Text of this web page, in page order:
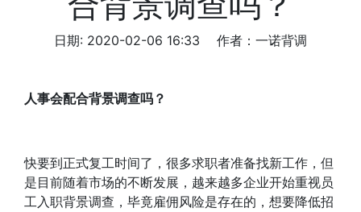
日期: 2020-02-06 16:33 作者：一诺背调
人事会配合背景调查吗？
快要到正式复工时间了，很多求职者准备找新工作，但
是目前随着市场的不断发展，越来越多企业开始重视员
工入职背景调查，毕竟雇佣风险是存在的，想要降低招